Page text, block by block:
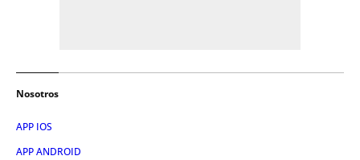
Nosotros
APP IOS
APP ANDROID